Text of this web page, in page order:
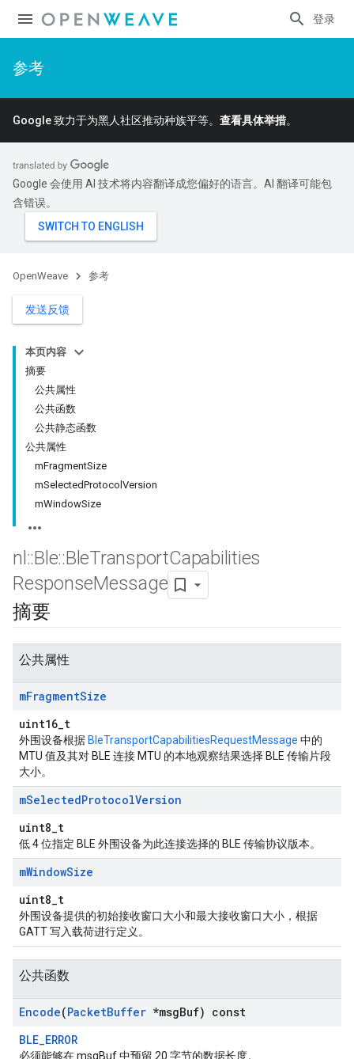
登录
参考
Google 致力于为黑人社区推动种族平等。 查看具体举措。
Google 会使用 AI 技术将内容翻译成您偏好的语言。AI 翻译可能包
含错误。
OpenWeave 参考
发送反馈
本页内容
摘要
公共属性
公共函数
公共静态函数
公共属性
mFragmentSize
mSelectedProtocolVersion
mWindowSize
nl ::Ble::BleTransportCapabilities
ResponseMessage
摘要
公共属性
mFragmentSize
uint16_t
外围设备根据 BleTransportCapabilitiesRequestMessage 中的
MTU 值及其对 BLE 连接 MTU 的本地观察结果选择 BLE 传输片段
大小。
mSelectedProtocolVersion
uint8_t
低 4 位指定 BLE 外围设备为此连接选择的 BLE 传输协议版本。
mWindowSize
uint8_t
外围设备提供的初始接收窗口大小和最大接收窗口大小，根据
GATT 写入载荷进行定义。
公共函数
Encode(PacketBuffer *msgBuf) const
BLE_ERROR
必须能够在 msgBuf 中预留 20 字节的数据长度。